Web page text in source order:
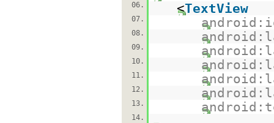
06.
<TextView
07.
08.
09.
10.
11.
12.
13.
14.